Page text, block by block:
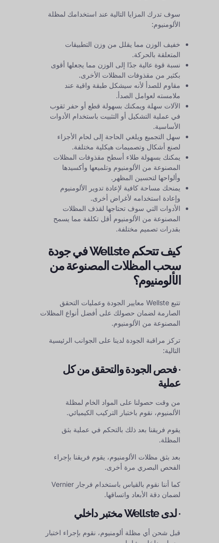
سوف تدرك المزايا التالية عند استخدامك لمظلة
الألومنيوم:
خفيف الوزن مما يقلل من وزن التطبيقات
المتعلقة بالحركة.
نسبة قوة عالية جدًا إلى الوزن مما يجعلها أقوى
بكثير من مقذوفات المظلات الأخرى.
مقاوم للصدأ لأنه سيشكل طبقة واقية عند
ملامسته لعوامل الصدأ.
الآلات سهلة ويمكنك بسهولة قطع أو حفر ثقوب
في عملية التشكيل أو التثبيت باستخدام الأدوات
الأساسية.
سهل التجميع ويلغي الحاجة إلى لحام الأجزاء
لصنع أشكال وتصميمات هيكلية مختلفة.
يمكنك بسهولة طلاء أسطح مقذوفات المظلات
المصنوعة من الألومنيوم وتلميعها وأكسيدها
وألواحها لتحسين المظهر.
يمنحك مساحة كافية لإعادة تدوير الألومنيوم
وإعادة استخدامه لأغراض أخرى.
الأدوات التي سوف تحتاجها لقذف المظلات
المصنوعة من الألومنيوم أقل تكلفة مما يسمح
بقدرات تصميم مختلفة.
كيف تتحكم Wellste في جودة
سحب المظلات المصنوعة من
الألومنيوم؟
تتبع Wellste معايير الجودة وعمليات التحقق
الصارمة لضمان حصولك على أفضل أنواع المظلات
المصنوعة من الألومنيوم.
تركز مراقبة الجودة لدينا على الجوانب الرئيسية
التالية:
· فحص الجودة والتحقق من كل
عملية
من وقت حصولنا على المواد الخام لمظلة
الألمنيوم، نقوم باختبار التركيب الكيميائي.
يقوم فريقنا بعد ذلك بالتحكم في عملية بثق
المظلة.
بعد بثق مظلات الألومنيوم، يقوم فريقنا بإجراء
الفحص البصري مرة أخرى.
كما أننا نقوم بالقياس باستخدام فرجار Vernier
لضمان دقة الأبعاد واتساقها.
· لدى Wellste مختبر داخلي
قبل شحن أي مظلة ألومنيوم، نقوم بإجراء اختبار